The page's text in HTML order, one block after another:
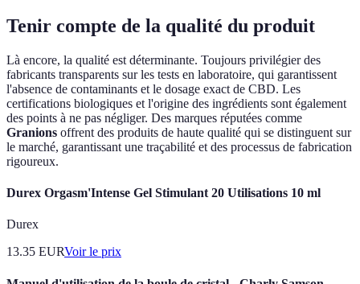
Tenir compte de la qualité du produit
Là encore, la qualité est déterminante. Toujours privilégier des
fabricants transparents sur les tests en laboratoire, qui garantissent
l'absence de contaminants et le dosage exact de CBD. Les
certifications biologiques et l'origine des ingrédients sont également
des points à ne pas négliger. Des marques réputées comme
Granions offrent des produits de haute qualité qui se distinguent sur
le marché, garantissant une traçabilité et des processus de fabrication
rigoureux.
Durex Orgasm'Intense Gel Stimulant 20 Utilisations 10 ml
Durex
13.35 EURVoir le prix